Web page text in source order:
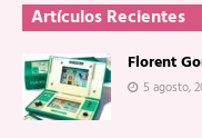
Artículos Recientes
Florent
5 agosto,